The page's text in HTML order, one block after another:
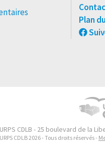
Plan
URPS CDLB - 25 boulevard de la
CDLB 2026 - Tous droits réservés -